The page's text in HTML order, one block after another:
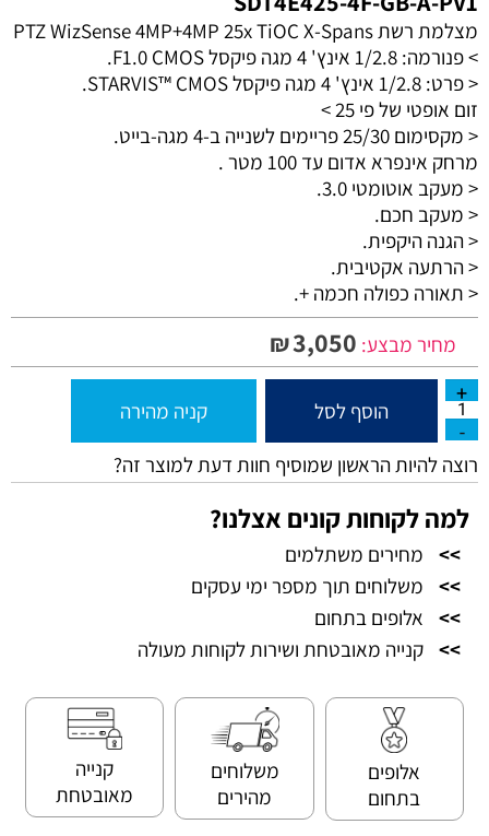
מצלמת רשת PTZ WizSense 4MP+4MP 25x TiOC X-Spans
> פנורמה: 1/2.8 אינץ' 4 מגה פיקסל F1.0 CMOS.
>פרט: 1/2.8 אינץ' 4 מגה פיקסל STARVIS™ CMOS.
זום אופטי של פי 25
>
> מקסימום 25/30 פריימים לשנייה ב-4 מגה-בייט.
מרחק אינפרא אדום עד 100 מטר
.
> מעקב אוטומטי 3.0.
> מעקב חכם.
>הגנה היקפית.
>הרתעה אקטיבית.
> תאורה כפולה חכמה +.
מחיר מבצע:
₪3,050
הוסף לסל קניה מהירה
רוצה להיות הראשון שמוסיף חוות דעת למוצר זה?
למה לקוחות קונים אצלנו?
>>
מחירים משתלמים
>>
משלוחים תוך מספר ימי עסקים
>>
אלופים בתחום
>> קנייה מאובטחת ושירות לקוחות מעולה
אלופים
בתחום
משלוחים
מהירים
קנייה
מאובטחת